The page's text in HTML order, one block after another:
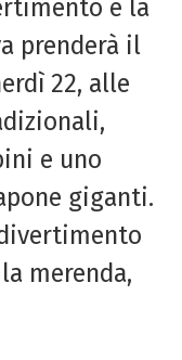
e la
prenderà il
22, alle
e uno
giganti.
merenda,